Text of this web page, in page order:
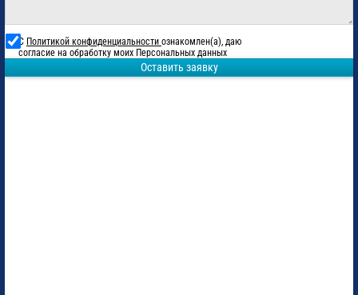
С Политикой конфиденциальности ознакомлен(а), даю
согласие на обработку моих Персональных данных
Оставить заявку